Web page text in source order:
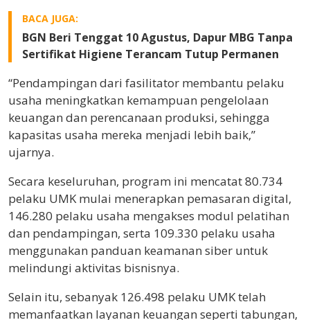
BACA JUGA:
BGN Beri Tenggat 10 Agustus, Dapur MBG Tanpa
Sertifikat Higiene Terancam Tutup Permanen
“Pendampingan dari fasilitator membantu pelaku
usaha meningkatkan kemampuan pengelolaan
keuangan dan perencanaan produksi, sehingga
kapasitas usaha mereka menjadi lebih baik,”
ujarnya.
Secara keseluruhan, program ini mencatat 80.734
pelaku UMK mulai menerapkan pemasaran digital,
146.280 pelaku usaha mengakses modul pelatihan
dan pendampingan, serta 109.330 pelaku usaha
menggunakan panduan keamanan siber untuk
melindungi aktivitas bisnisnya.
Selain itu, sebanyak 126.498 pelaku UMK telah
memanfaatkan layanan keuangan seperti tabungan,